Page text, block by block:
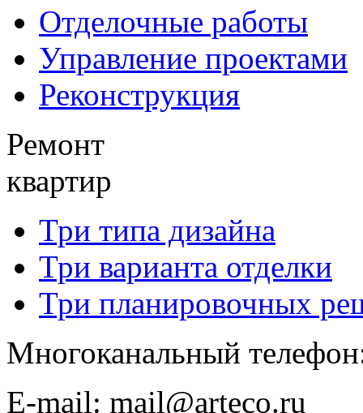
Отделочные работы
Управление проектами
Реконструкция
Ремонт
квартир
Три типа дизайна
Три варианта отделки
Три планировочных
Многоканальный
E-​mail: mail@arteco.ru